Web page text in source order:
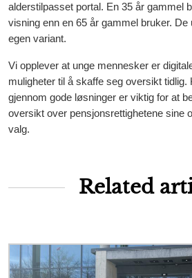
alderstilpasset portal. En 35 år gammel
visning enn en 65 år gammel bruker. De
egen variant.
Vi opplever at unge mennesker er
muligheter til å skaffe seg oversikt tidlig.
gjennom gode løsninger er viktig for at
oversikt over pensjonsrettighetene sine
valg.
Related